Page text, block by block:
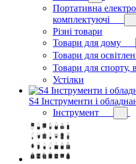
Портативна
комплектуючі
Різні товари
Товари для дому
Товари для
Товари для спорту,
Устілки
S4 Інструменти і
Інструмент